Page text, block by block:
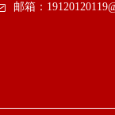
邮箱：